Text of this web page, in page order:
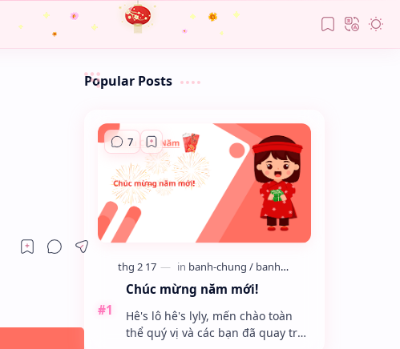
Popular Posts
Chúc mừng năm mới!
Hê's lô hê's lyly, mến chào toàn
thể quý vị và các bạn đã quay trở